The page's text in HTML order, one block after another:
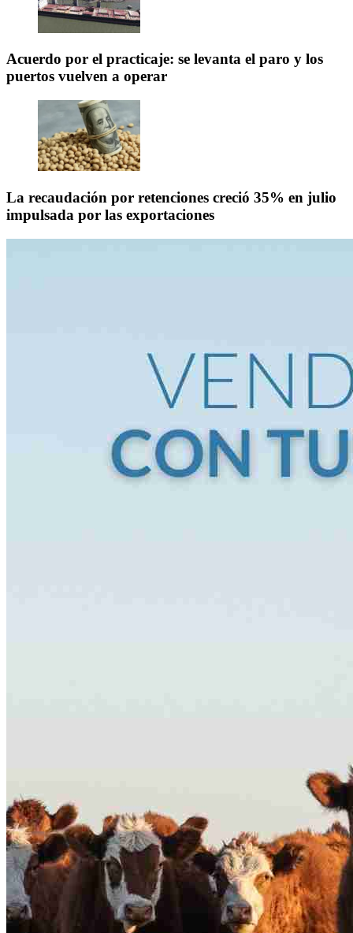
Acuerdo por el practicaje: se levanta el paro y los
puertos vuelven a operar
La recaudación por retenciones creció 35% en julio
impulsada por las exportaciones